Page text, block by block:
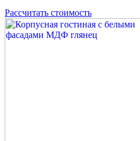
Рассчитать стоимость